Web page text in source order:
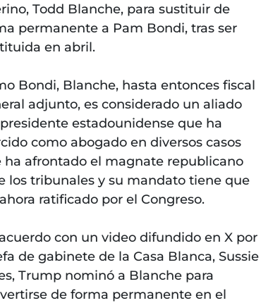
Todd Blanche, para sustituir de
permanente a Pam Bondi, tras ser
en abril.
Bondi, Blanche, hasta entonces fiscal
adjunto, es considerado un aliado
estadounidense que ha
como abogado en diversos casos
ha afrontado el magnate republicano
los tribunales y su mandato tiene que
ratificado por el Congreso.
con un video difundido en X por
de gabinete de la Casa Blanca, Sussie
Trump nominó a Blanche para
de forma permanente en el